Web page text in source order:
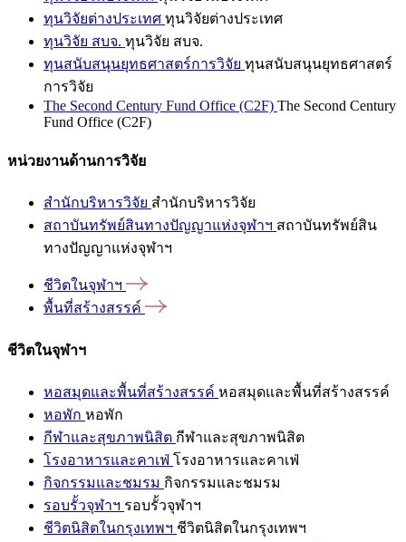
ทุนวิจัยต่างประเทศ ทุนวิจัยต่างประเทศ
ทุนวิจัย สบจ. ทุนวิจัย สบจ.
ทุนสนับสนุนยุทธศาสตร์การวิจัย ทุนสนับสนุนยุทธศาสตร์
การวิจัย
The Second Century Fund Office (C2F) The Second Century
Fund Office (C2F)
หน่วยงานด้านการวิจัย
สำนักบริหารวิจัย สำนักบริหารวิจัย
สถาบันทรัพย์สินทางปัญญาแห่งจุฬาฯ สถาบันทรัพย์สิน
ทางปัญญาแห่งจุฬาฯ
ชีวิตในจุฬาฯ
พื้นที่สร้างสรรค์
ชีวิตในจุฬาฯ
หอสมุดและพื้นที่สร้างสรรค์ หอสมุดและพื้นที่สร้างสรรค์
หอพัก หอพัก
กีฬาและสุขภาพนิสิต กีฬาและสุขภาพนิสิต
โรงอาหารและคาเฟ่ โรงอาหารและคาเฟ่
กิจกรรมและชมรม กิจกรรมและชมรม
รอบรั้วจุฬาฯ รอบรั้วจุฬาฯ
ชีวิตนิสิตในกรุงเทพฯ ชีวิตนิสิตในกรุงเทพฯ